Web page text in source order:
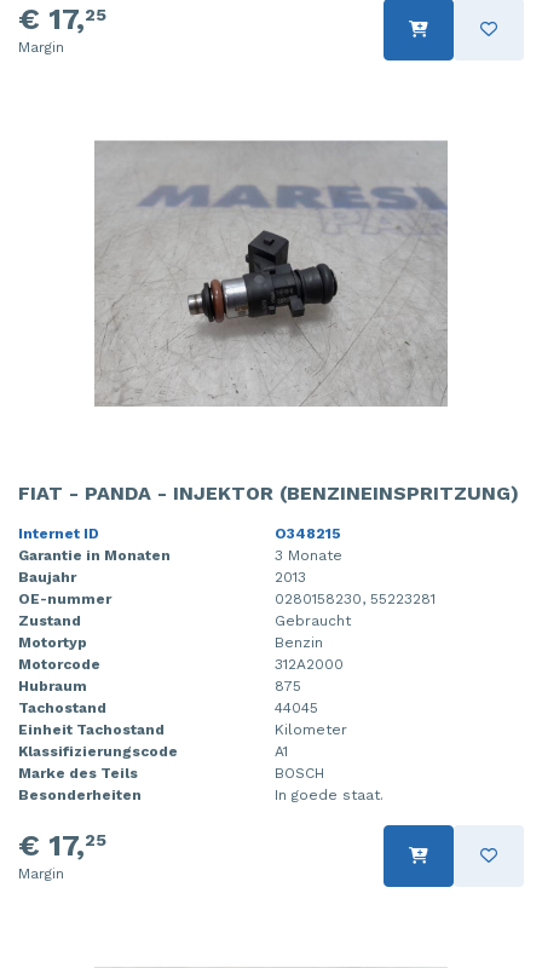
€ 17,25
Margin
FIAT - PANDA - INJEKTOR (BENZINEINSPRITZUNG)
Internet ID
O348215
Garantie in Monaten
3 Monate
Baujahr
2013
OE-nummer
0280158230, 55223281
Zustand
Gebraucht
Motortyp
Benzin
Motorcode
312A2000
Hubraum
875
Tachostand
44045
Einheit Tachostand
Kilometer
Klassifizierungscode
A1
Marke des Teils
BOSCH
Besonderheiten
In goede staat.
€ 17,25
Margin